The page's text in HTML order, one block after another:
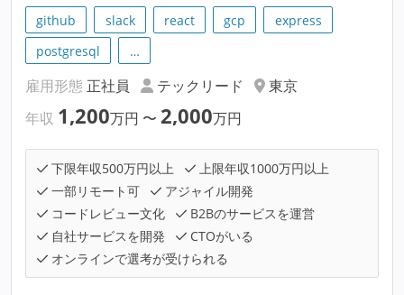
github slack react gcp
express
postgresql
…
雇用形態 正社員 テックリード
東京
年収 1,200万円 〜 2,000万円
下限年収500万円以上
上限年収1000万円以上
一部リモート可
アジャイル開発
コードレビュー文化
B2Bのサービスを運営
自社サービスを開発
CTOがいる
オンラインで選考が受けられる